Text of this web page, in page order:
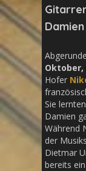
Oktober,
Hofer
Sie
Damien
Während
der
Dietmar
bereits